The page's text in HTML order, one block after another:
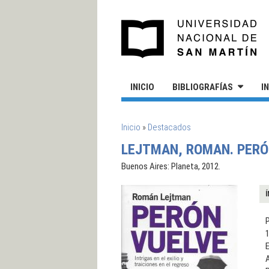
INICIO BIBLIOGRAFÍAS
SE ENCUENTRA USTED AQUÍ
Inicio » Destacados
LEJTMAN, ROMAN.
Buenos Aires: Planeta, 2012.